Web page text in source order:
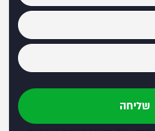
שליחה